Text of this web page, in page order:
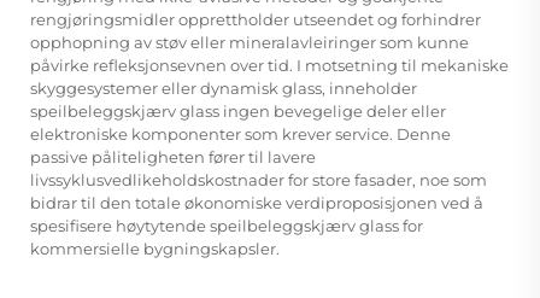
rengjøringsmidler opprettholder utseendet og forhindrer
opphopning av støv eller mineralavleiringer som kunne
påvirke refleksjonsevnen over tid. I motsetning til mekaniske
skyggesystemer eller dynamisk glass, inneholder
speilbeleggskjærv glass ingen bevegelige deler eller
elektroniske komponenter som krever service. Denne
passive påliteligheten fører til lavere
livssyklusvedlikeholdskostnader for store fasader, noe som
bidrar til den totale økonomiske verdiproposisjonen ved å
spesifisere høytytende speilbeleggskjærv glass for
kommersielle bygningskapsler.